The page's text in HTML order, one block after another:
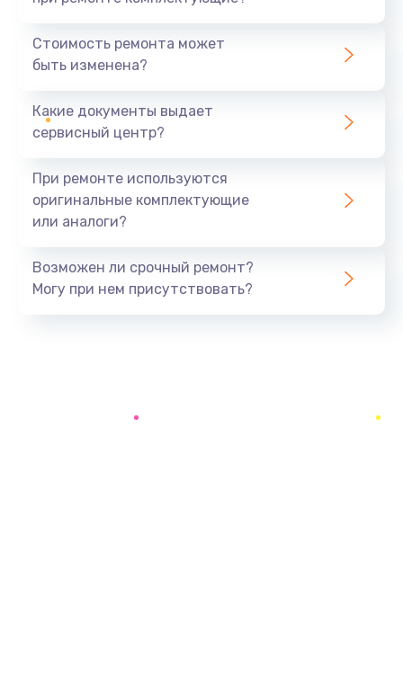
1520 руб.
Замена вебкамеры
Ремонт петель крышки
Заказать
Замена шим-контроллера
Стоимость ремонта может
быть изменена?
Какие документы выдает
сервисный центр?
При ремонте используются
оригинальные комплектующие
или аналоги?
Возможен ли срочный ремонт?
Могу при нем присутствовать?